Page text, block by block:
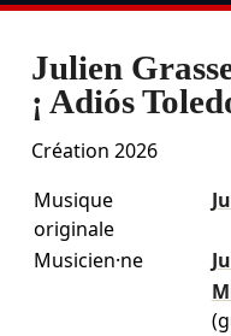
Julien
¡ Adiós
Création 2026
Musique
originale
Musicien·ne